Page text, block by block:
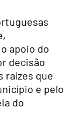
apoio do
decisão
raízes que
e pelo
do